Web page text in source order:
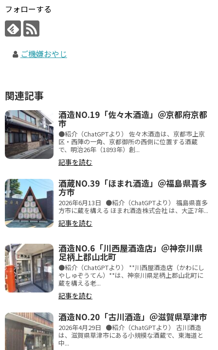
フォローする
ご機嫌おやじ
関連記事
酒造NO.19「佐々木酒造」＠京都府京都
市
●紹介（ChatGPTより） 佐々木酒造は、京都市上京
区・西陣の一角、京都御所の西側に位置する酒蔵
で、明治26年（1893年）創...
記事を読む
酒蔵NO.39「ほまれ酒造」＠福島県喜多
方市
2026年6月13日 ●紹介（ChatGPTより） 福島県喜多
方市に蔵を構える ほまれ酒造株式会社 は、大正7年...
記事を読む
酒造NO.6「川西屋酒造店」＠神奈川県
足柄上郡山北町
●紹介（ChatGPTより） **川西屋酒造店（かわにし
やしゅぞうてん）**は、神奈川県足柄上郡山北町に
蔵を構える老...
記事を読む
酒造NO.20「古川酒造」＠滋賀県草津市
2026年4月29日 ●紹介（ChatGPTより） 古川酒造
は、滋賀県草津市にある小規模な酒蔵で、東海道と
中...